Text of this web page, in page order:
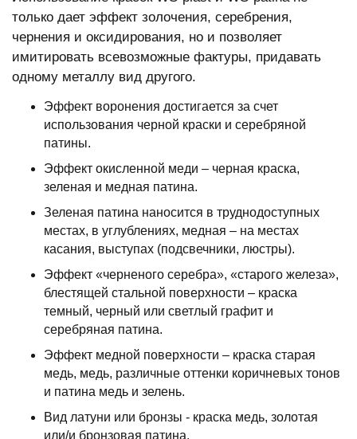
только дает эффект золочения, серебрения,
чернения и оксидирования, но и позволяет
имитировать всевозможные фактуры, придавать
одному металлу вид другого.
Эффект воронения достигается за счет
использования черной краски и серебряной
патины.
Эффект окисленной меди – черная краска,
зеленая и медная патина.
Зеленая патина наносится в труднодоступных
местах, в углублениях, медная – на местах
касания, выступах (подсвечники, люстры).
Эффект «черненого серебра», «старого железа»,
блестящей стальной поверхности – краска
темный, черный или светлый графит и
серебряная патина.
Эффект медной поверхности – краска старая
медь, медь, различные оттенки коричневых тонов
и патина медь и зелень.
Вид латуни или бронзы - краска медь, золотая
или/и бронзовая патина.